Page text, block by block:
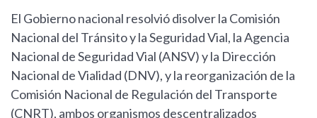
El Gobierno nacional resolvió disolver la Comisión
Nacional del Tránsito y la Seguridad Vial, la Agencia
Nacional de Seguridad Vial (ANSV) y la Dirección
Nacional de Vialidad (DNV), y la reorganización de la
Comisión Nacional de Regulación del Transporte
(CNRT), ambos organismos descentralizados